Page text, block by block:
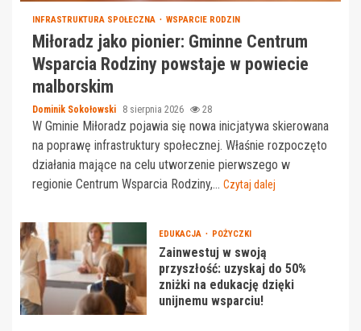
INFRASTRUKTURA SPOŁECZNA WSPARCIE RODZIN
Miłoradz jako pionier: Gminne Centrum
Wsparcia Rodziny powstaje w powiecie
malborskim
Dominik Sokołowski 8 sierpnia 2026 28
W Gminie Miłoradz pojawia się nowa inicjatywa skierowana
na poprawę infrastruktury społecznej. Właśnie rozpoczęto
działania mające na celu utworzenie pierwszego w
regionie Centrum Wsparcia Rodziny,... Czytaj dalej
EDUKACJA POŻYCZKI
Zainwestuj w swoją
przyszłość: uzyskaj do 50%
zniżki na edukację dzięki
unijnemu wsparciu!